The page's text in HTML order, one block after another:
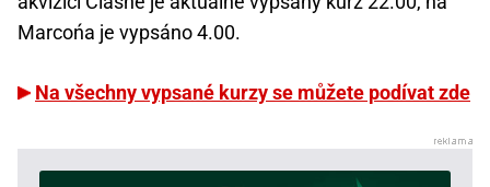
Marcońa je vypsáno 4.00.
Na všechny vypsané kurzy se můžete podívat zde